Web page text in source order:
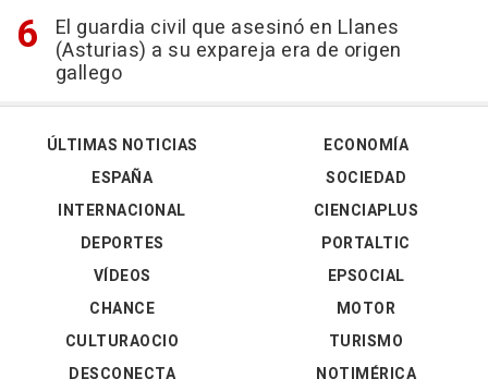
El guardia civil que asesinó en Llanes
(Asturias) a su expareja era de origen
gallego
ÚLTIMAS NOTICIAS
ESPAÑA
INTERNACIONAL
DEPORTES
VÍDEOS
ECONOMÍA
SOCIEDAD
CIENCIAPLUS
PORTALTIC
EPSOCIAL
CHANCE
CULTURAOCIO
DESCONECTA
MOTOR
TURISMO
NOTIMÉRICA